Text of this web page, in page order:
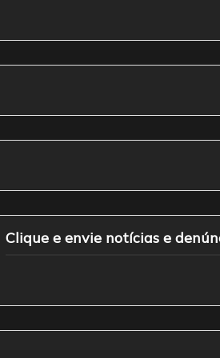
Clique e envie notícias e